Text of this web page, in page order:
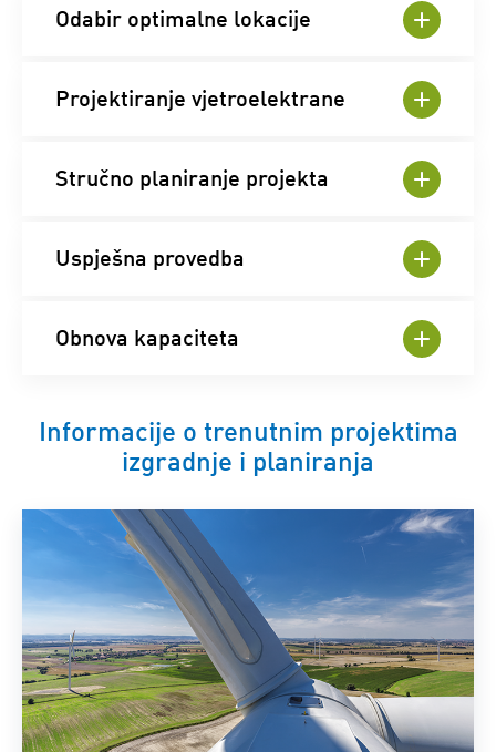
Odabir optimalne lokacije
Projektiranje vjetroelektrane
Stručno planiranje projekta
Uspješna provedba
Obnova kapaciteta
Informacije o trenutnim projektima
izgradnje i planiranja